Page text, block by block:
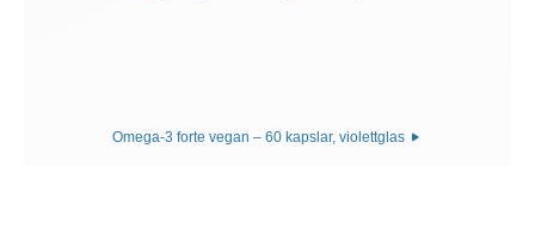
Omega-3 forte vegan – 60 kapslar, violettglas